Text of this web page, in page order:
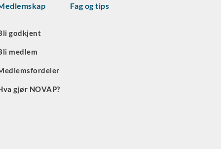
godkjent
medlem
gjør NOVAP?
Fag og tips